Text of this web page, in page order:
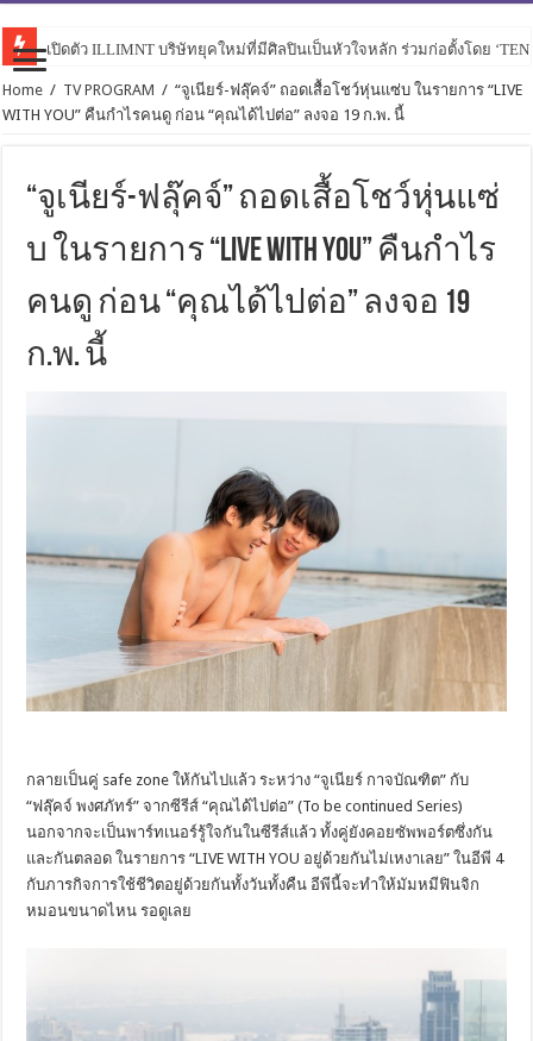
เปิดตัว ILLIMNT บริษัทยุคใหม่ที่มีศิลปินเป็นหัวใจหลัก ร่วมก่อตั้งโดย
Home / TV PROGRAM / “จูเนียร์-ฟลุ๊คจ์” ถอดเสื้อโชว์หุ่นแซ่บ ในรายการ “LIVE
WITH YOU” คืนกำไรคนดู ก่อน “คุณได้ไปต่อ” ลงจอ 19 ก.พ. นี้
“จูเนียร์-ฟลุ๊คจ์” ถอดเสื้อโชว์หุ่นแซ่
บ ในรายการ “LIVE WITH YOU” คืนกำไร
คนดู ก่อน “คุณได้ไปต่อ” ลงจอ 19
ก.พ. นี้
กลายเป็นคู่ safe zone ให้กันไปแล้ว ระหว่าง “จูเนียร์ กาจบัณฑิต” กับ
“ฟลุ๊คจ์ พงศภัทร์” จากซีรีส์ “คุณได้ไปต่อ” (To be continued Series)
นอกจากจะเป็นพาร์ทเนอร์รู้ใจกันในซีรีส์แล้ว ทั้งคู่ยังคอยซัพพอร์ตซึ่งกัน
และกันตลอด ในรายการ “LIVE WITH YOU อยู่ด้วยกันไม่เหงาเลย” ในอีพี 4
กับภารกิจการใช้ชีวิตอยู่ด้วยกันทั้งวันทั้งคืน อีพีนี้จะทำให้มัมหมีฟินจิก
หมอนขนาดไหน รอดูเลย